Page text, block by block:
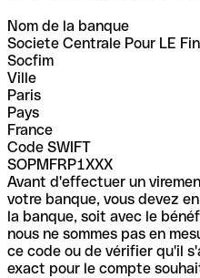
Nom de la banque
Societe Centrale Pour LE
Socfim
Ville
Paris
Pays
France
Code SWIFT
SOPMFRP1XXX
Avant d'effectuer un
votre banque, vous devez
la banque, soit avec le
nous ne sommes pas en
ce code ou de vérifier qu'il
exact pour le compte